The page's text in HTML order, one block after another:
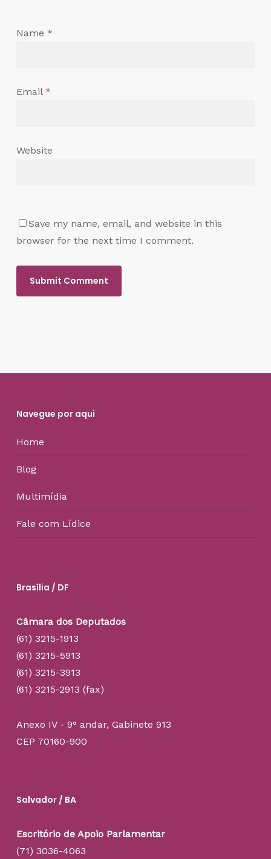
Name *
Email *
Website
Save my name, email, and website in this
browser for the next time I comment.
Navegue por aqui
Home
Blog
Multimídia
Fale com Lídice
Brasília / DF
Câmara dos Deputados
(61) 3215-1913
(61) 3215-5913
(61) 3215-3913
(61) 3215-2913 (fax)
Anexo IV - 9° andar, Gabinete 913
CEP 70160-900
Salvador / BA
Escritório de Apoio Parlamentar
(71) 3036-4063